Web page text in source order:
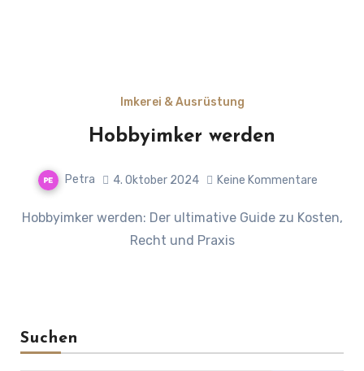
Imkerei & Ausrüstung
Hobbyimker werden
Petra 4. Oktober 2024 Keine Kommentare
Hobbyimker werden: Der ultimative Guide zu Kosten,
Recht und Praxis
Suchen